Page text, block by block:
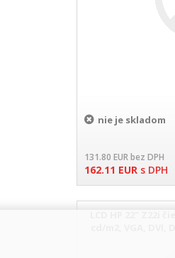
nie je skladom
131.80 EURbez DPH
162.11 EUR s DPH